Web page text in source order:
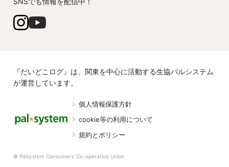
『だいどこログ』は、関東を中心に活動する生協パルシステム
が運営しています。
個人情報保護方針
cookie等の利用について
規約とポリシー
© Palsystem Consumers' Co-operative Union